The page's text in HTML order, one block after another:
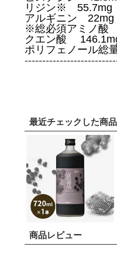
リジン※ 55.7mg
アルギニン 22mg
※総必須アミノ酸
クエン酸
ポリフェノール総
最近チェックした商品
商品レビュー